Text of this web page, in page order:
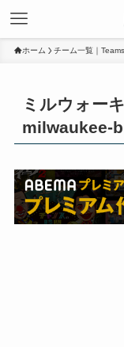
ホーム チーム一覧｜Teams
ミルウォー
milwaukee-